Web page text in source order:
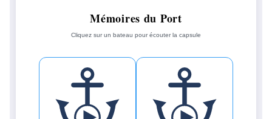
Mémoires du Port
Cliquez sur un bateau pour écouter la capsule